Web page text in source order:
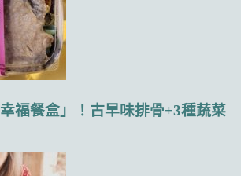
福餐盒」！古早味排骨+3種蔬菜